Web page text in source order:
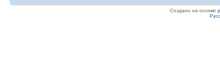
Создано на основе